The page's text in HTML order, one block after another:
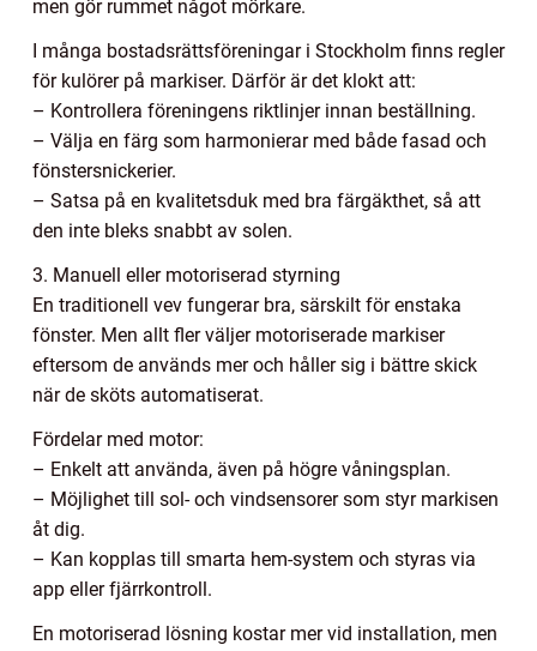
men gör rummet något mörkare.
I många bostadsrättsföreningar i Stockholm finns regler
för kulörer på markiser. Därför är det klokt att:
– Kontrollera föreningens riktlinjer innan beställning.
– Välja en färg som harmonierar med både fasad och
fönstersnickerier.
– Satsa på en kvalitetsduk med bra färgäkthet, så att
den inte bleks snabbt av solen.
3. Manuell eller motoriserad styrning
En traditionell vev fungerar bra, särskilt för enstaka
fönster. Men allt fler väljer motoriserade markiser
eftersom de används mer och håller sig i bättre skick
när de sköts automatiserat.
Fördelar med motor:
– Enkelt att använda, även på högre våningsplan.
– Möjlighet till sol- och vindsensorer som styr markisen
åt dig.
– Kan kopplas till smarta hem-system och styras via
app eller fjärrkontroll.
En motoriserad lösning kostar mer vid installation, men